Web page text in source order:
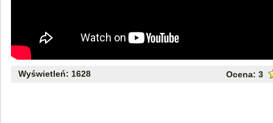
Wyświetleń: 1628 Ocena: 3